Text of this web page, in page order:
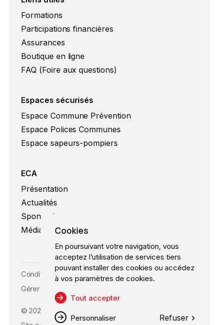
Formations
Participations financières
Assurances
Boutique en ligne
FAQ (Foire aux questions)
Espaces sécurisés
Espace Commune Prévention
Espace Polices Communes
Espace sapeurs-pompiers
ECA
Présentation
Actualités
Sponsoring
Médias
Conditions d’utilisation
Gérer les cookies
© 2026
ECA, Tous droits réservés
Cookies
En poursuivant votre navigation, vous
acceptez l’utilisation de services tiers
pouvant installer des cookies ou accédez
à vos paramètres de cookies.
Tout accepter
Personnaliser Refuser